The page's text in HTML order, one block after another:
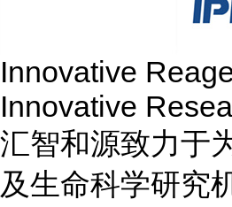
Innovative
Innovative
汇智和源致力于
及生命科学研究